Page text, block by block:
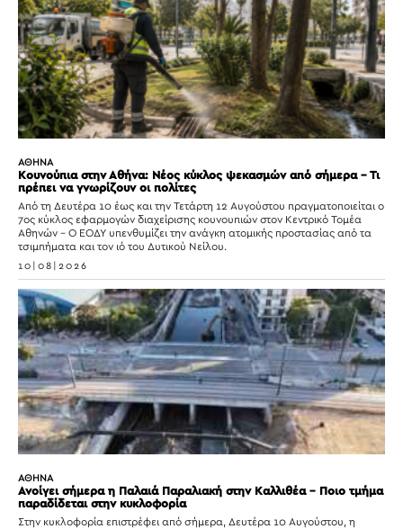
ΑΘΗΝΑ
Κουνούπια στην Αθήνα: Νέος κύκλος ψεκασμών από σήμερα – Τι
πρέπει να γνωρίζουν οι πολίτες
Από τη Δευτέρα 10 έως και την Τετάρτη 12 Αυγούστου πραγματοποιείται ο
7ος κύκλος εφαρμογών διαχείρισης κουνουπιών στον Κεντρικό Τομέα
Αθηνών – Ο ΕΟΔΥ υπενθυμίζει την ανάγκη ατομικής προστασίας από τα
τσιμπήματα και τον ιό του Δυτικού Νείλου.
10|08|2026
ΑΘΗΝΑ
Ανοίγει σήμερα η Παλαιά Παραλιακή στην Καλλιθέα – Ποιο τμήμα
παραδίδεται στην κυκλοφορία
Στην κυκλοφορία επιστρέφει από σήμερα, Δευτέρα 10 Αυγούστου, η